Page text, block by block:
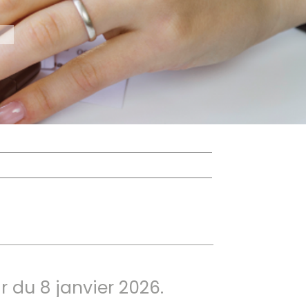
8 janvier 2026.